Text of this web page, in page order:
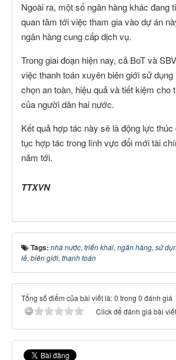
Ngoài ra, một số ngân hàng khác đang
quan tâm tới việc tham gia vào dự án
ngân hàng cung cấp dịch vụ.
Trong giai đoạn hiện nay, cả BoT và
việc thanh toán xuyên biên giới sử
chọn an toàn, hiệu quả và tiết kiệm cho
của người dân hai nước.
Kết quả hợp tác này sẽ là động lực thúc
tục hợp tác trong lĩnh vực đổi mới tài
năm tới.
TTXVN
Tags: nhà nước, triển khai, ngân hàng, sử
lẻ, biên giới, thanh toán
Tổng số điểm của bài viết là: 0 trong 0 đánh giá
Click để đánh giá bài viết